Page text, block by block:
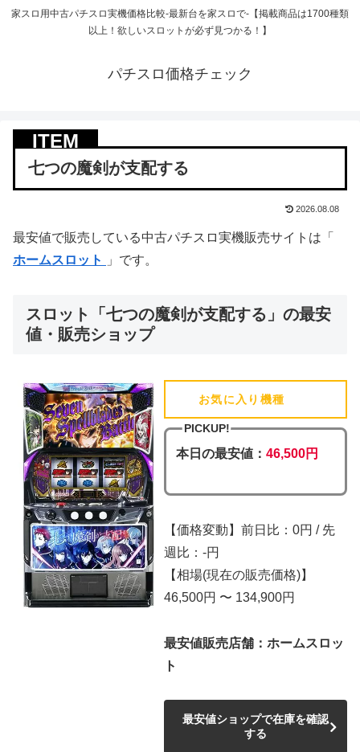
家スロ用中古パチスロ実機価格比較-最新台を家スロで-【掲載商品は1700種類
以上！欲しいスロットが必ず見つかる！】
パチスロ価格チェック
七つの魔剣が支配する
2026.08.08
最安値で販売している中古パチスロ実機販売サイトは「
ホームスロット
」です。
スロット「七つの魔剣が支配する」の最安
値・販売ショップ
お気に入り機種
PICKUP!
本日の最安値：46,500円
【価格変動】前日比：0円 / 先
週比：-円
【相場(現在の販売価格)】
46,500円 〜 134,900円
最安値販売店舗：ホームスロッ
ト
最安値ショップで在庫を確認
する